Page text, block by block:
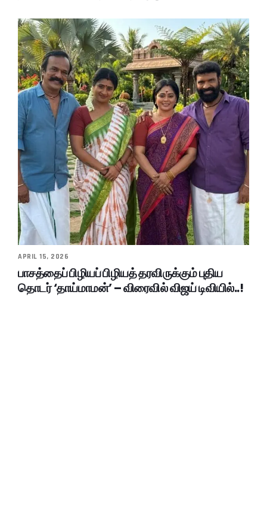
APRIL 15, 2026
பாசத்தைப் பிழியப் பிழியத் தரவிருக்கும் புதிய
தொடர் ‘தாய்மாமன்’ – விரைவில் விஜய் டிவியில்..!